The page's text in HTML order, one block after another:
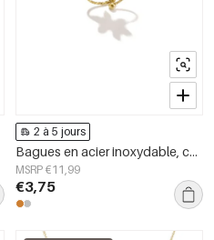
2 à 5 jours
Bagues en acier inoxydable, collection Fleur, bijoux simples pour femmes
MSRP €11,99
€3,75